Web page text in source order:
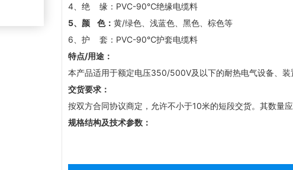
4、绝 缘：PVC-90℃绝缘电缆料
5、颜 色： 黄/绿色、浅蓝色、黑色、棕色等
6、护 套：PVC-90℃护套电缆料
特点/用途：
本产品适用于额定电压350/500V及以下的耐热电气设备、装
交货要求：
按双方合同协议商定，允许不小于10米的短段交货。其数量应
规格结构及技术参数：